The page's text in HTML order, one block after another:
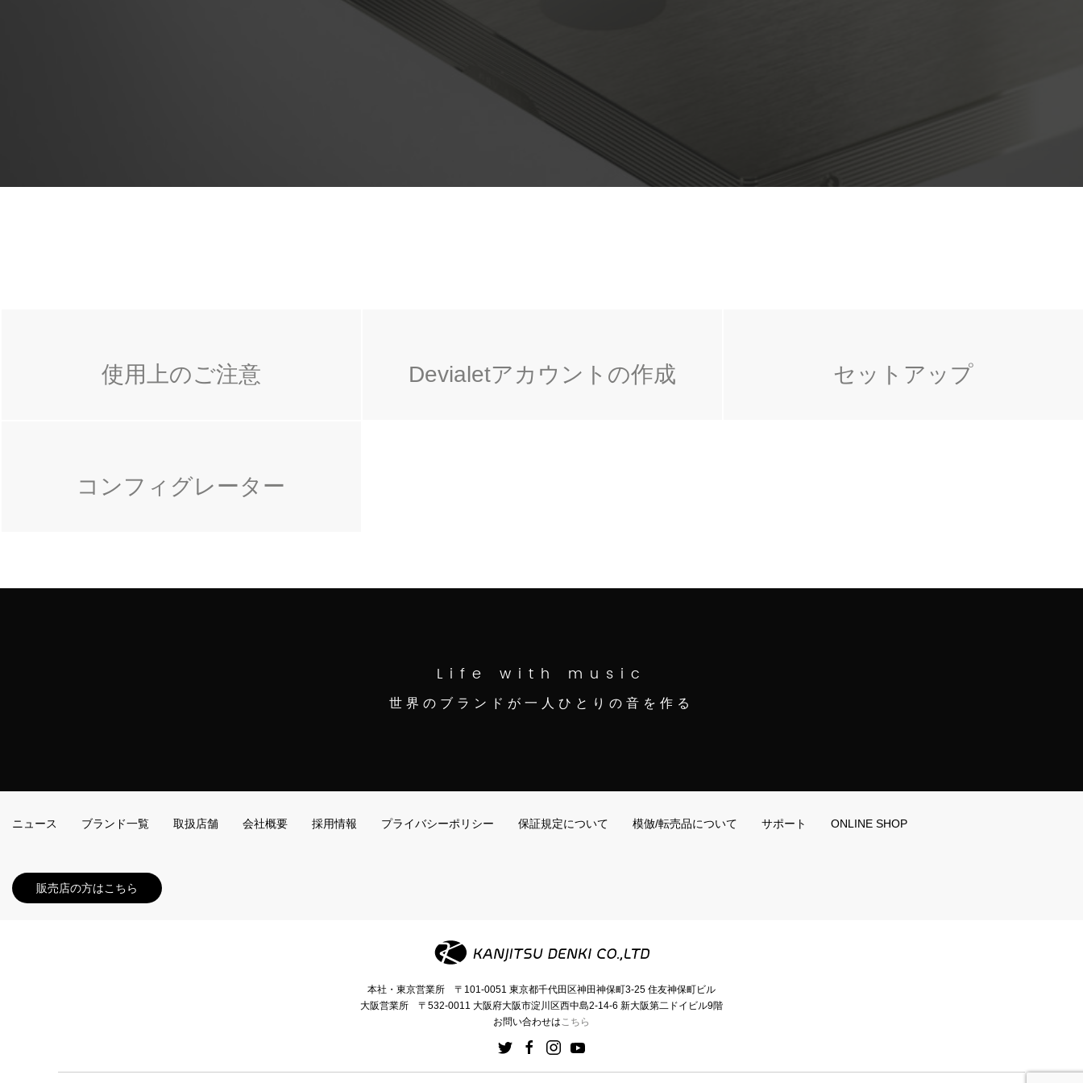
使用上のご注意 Devialetアカウントの作成 セットアップ
コンフィグレーター
Life with music
世界のブランドが一人ひとりの音を作る
ニュース ブランド一覧 取扱店舗 会社概要 採用情報 プライバシーポリシー 保証規定について 模倣/転売品について サポート ONLINE SHOP
販売店の方はこちら
本社・東京営業所 〒101-0051 東京都千代田区神田神保町3-25 住友神保町ビル
大阪営業所 〒532-0011 大阪府大阪市淀川区西中島2-14-6 新大阪第二ドイビル9階
お問い合わせはこちら